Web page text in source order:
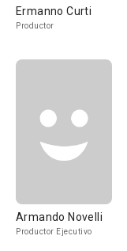
Ermanno Curti
Productor
Armando Novelli
Productor Ejecutivo